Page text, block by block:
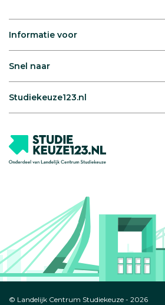
Informatie voor
Snel naar
Studiekeuze123.nl
© Landelijk Centrum Studiekeuze - 2026